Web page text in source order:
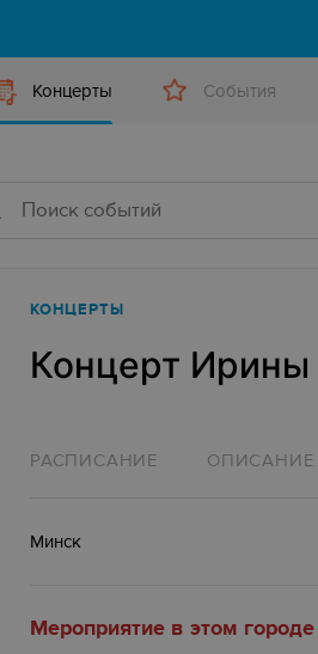
Концерты События
КОНЦЕРТЫ
Концерт Ирины
РАСПИСАНИЕ ОПИСАНИЕ
Минск
Мероприятие в этом